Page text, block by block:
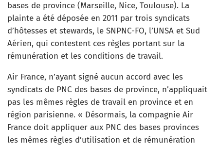
bases de province (Marseille, Nice, Toulouse). La
plainte a été déposée en 2011 par trois syndicats
d’hôtesses et stewards, le SNPNC-FO, l’UNSA et Sud
Aérien, qui contestent ces règles portant sur la
rémunération et les conditions de travail.
Air France, n’ayant signé aucun accord avec les
syndicats de PNC des bases de province, n’appliquait
pas les mêmes règles de travail en province et en
région parisienne. « Désormais, la compagnie Air
France doit appliquer aux PNC des bases provinces
les mêmes règles d’utilisation et de rémunération